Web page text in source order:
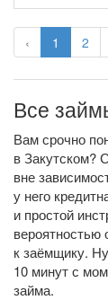
‹ 1 2
Все
Вам срочно
в Закутском?
вне
у него
и простой
к заёмщику.
10 минут с
займа.